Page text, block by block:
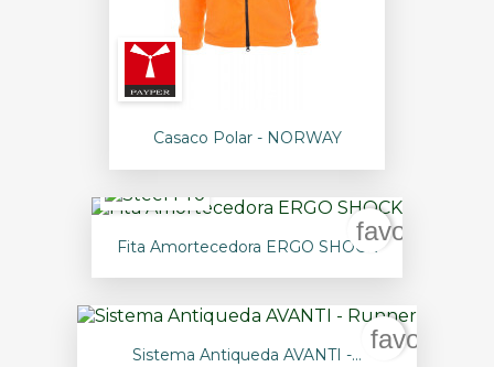
Casaco Polar - NORWAY
Fita Amortecedora ERGO SHOCK
Sistema Antiqueda AVANTI -...